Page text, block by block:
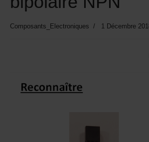
Composants_Electroniques 1 Décembre